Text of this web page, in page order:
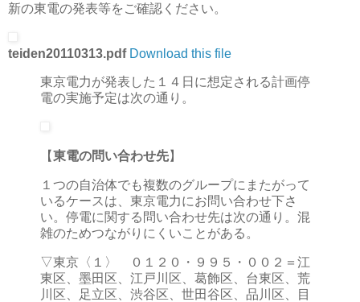
新の東電の発表等をご確認ください。
teiden20110313.pdf Download this file
東京電力が発表した１４日に想定される計画停
電の実施予定は次の通り。
【東電の問い合わせ先】
１つの自治体でも複数のグループにまたがって
いるケースは、東京電力にお問い合わせ下さ
い。停電に関する問い合わせ先は次の通り。混
雑のためつながりにくいことがある。
▽東京〈１〉 ０１２０・９９５・００２＝江
東区、墨田区、江戸川区、葛飾区、台東区、荒
川区、足立区、渋谷区、世田谷区、品川区、目